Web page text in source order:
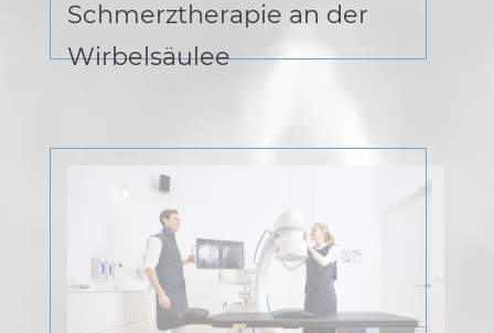
Schmerztherapie an der
Wirbelsäulee